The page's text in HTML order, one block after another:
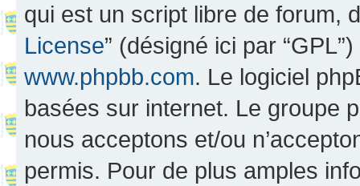
qui est un script libre de forum,
License” (désigné ici par
www.phpbb.com. Le logiciel
basées sur internet. Le groupe
nous acceptons et/ou
permis. Pour de plus amples